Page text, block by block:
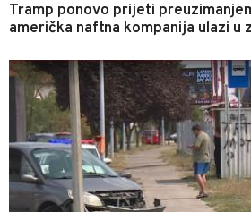
Tramp ponovo prijeti
američka naftna kompanija ulazi u